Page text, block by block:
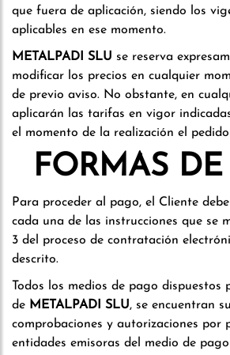
que fuera de aplicación, siendo los
aplicables en ese momento.
METALPADI SLU se reserva
modificar los precios en cualquier
de previo aviso. No obstante, en
aplicarán las tarifas en vigor
el momento de la realización el
FORMAS
Para proceder al pago, el Cliente
cada una de las instrucciones que se
3 del proceso de contratación
descrito.
Todos los medios de pago dispuestos
de METALPADI SLU, se encuentran
comprobaciones y autorizaciones por
entidades emisoras del medio de